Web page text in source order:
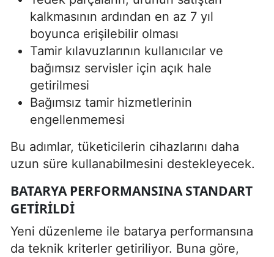
kalkmasının ardından en az 7 yıl
boyunca erişilebilir olması
Tamir kılavuzlarının kullanıcılar ve
bağımsız servisler için açık hale
getirilmesi
Bağımsız tamir hizmetlerinin
engellenmemesi
Bu adımlar, tüketicilerin cihazlarını daha
uzun süre kullanabilmesini destekleyecek.
BATARYA PERFORMANSINA STANDART
GETIRILDI
Yeni düzenleme ile batarya performansına
da teknik kriterler getiriliyor. Buna göre,